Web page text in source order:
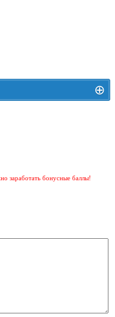
⊕
и комиссии маркетплейса
перехода в маркетплейс
заработать бонусные баллы!